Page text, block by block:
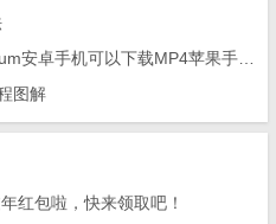
图解
红包啦，快来领取吧！